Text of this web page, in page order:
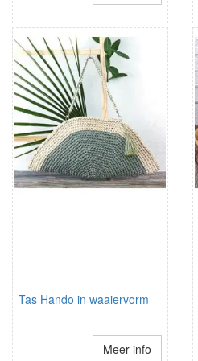
Tas Hando in waaiervorm
Meer info